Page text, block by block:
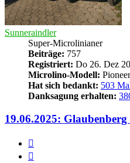
Sunneraindler
Super-Microlinianer
Beiträge: 757
Registriert: Do 26. Dez
Microlino-Modell:
Hat sich bedankt: 503
Danksagung erhalten:
19.06.2025: Glaubenberg